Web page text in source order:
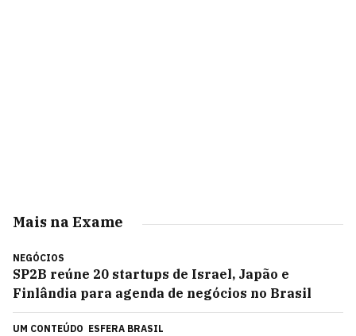
Mais na Exame
NEGÓCIOS
SP2B reúne 20 startups de Israel, Japão e
Finlândia para agenda de negócios no Brasil
UM CONTEÚDO ESFERA BRASIL